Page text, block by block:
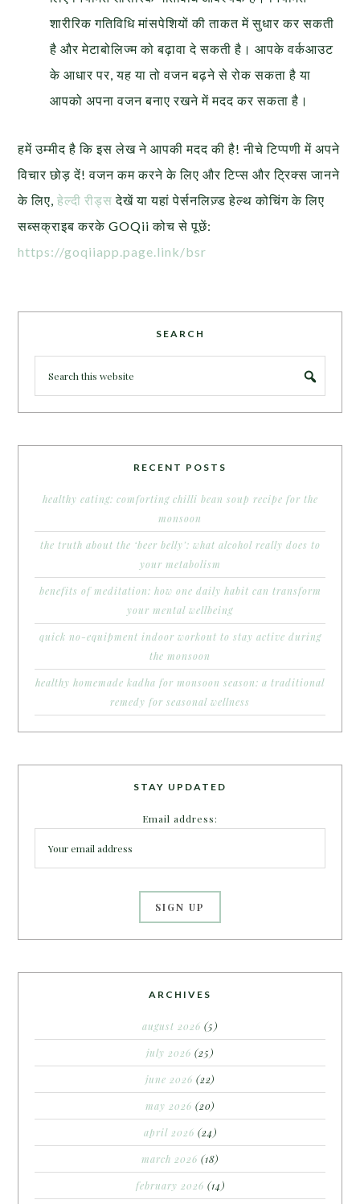
शारीरिक गतिविधि मांसपेशियों की ताकत में सुधार कर सकती
है और मेटाबोलिज्म को बढ़ावा दे सकती है। आपके वर्कआउट
के आधार पर, यह या तो वजन बढ़ने से रोक सकता है या
आपको अपना वजन बनाए रखने में मदद कर सकता है।
हमें उम्मीद है कि इस लेख ने आपकी मदद की है! नीचे टिप्पणी में अपने
विचार छोड़ दें! वजन कम करने के लिए और टिप्स और ट्रिक्स जानने
के लिए,हेल्दी रीड्स देखें या यहां पेर्सनलिज़्ड हेल्थ कोचिंग के लिए
सब्सक्राइब करके GOQii कोच से पूछें:
https://goqiiapp.page.link/bsr
SEARCH
RECENT POSTS
healthy eating: comforting chilli bean soup recipe for the
monsoon
the truth about the ‘beer belly’: what alcohol really does to
your metabolism
benefits of meditation: how one daily habit can transform
your mental wellbeing
quick no-equipment indoor workout to stay active during
the monsoon
healthy homemade kadha for monsoon season: a traditional
remedy for seasonal wellness
STAY UPDATED
Email address:
ARCHIVES
august 2026 (5)
july 2026 (25)
june 2026 (22)
may 2026 (20)
april 2026 (24)
march 2026 (18)
february 2026 (14)